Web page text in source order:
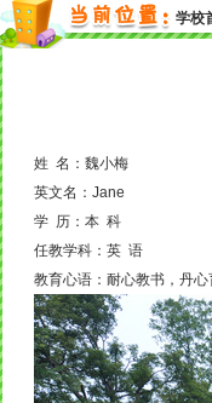
学校
姓 名：魏小梅
英文名：Jane
学 历：本 科
任教学科：英 语
教育心语：耐心教书，丹心